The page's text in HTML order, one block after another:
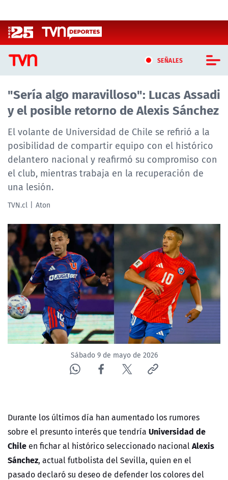
SEÑALES
CASTING MASTERCHEF CHILE
CASTING TVN VERTICAL
TVN VERTICAL
TVN PLAY
PROGRAMAS
NTV
ACTUALIDAD Y TENDENCIAS
CORPORATIVO Y TRANSPARENCIA
CANAL DE DENUNCIAS
ÁREA DE PROYECTOS
"Sería algo maravilloso": Lucas Assadi
y el posible retorno de Alexis Sánchez
El volante de Universidad de Chile se refirió a la
posibilidad de compartir equipo con el histórico
delantero nacional y reafirmó su compromiso con
el club, mientras trabaja en la recuperación de
una lesión.
TVN.cl Aton
Sábado 9 de mayo de 2026
Durante los últimos día han aumentado los rumores
sobre el presunto interés que tendría Universidad de
Chile en fichar al histórico seleccionado nacionalAlexis
Sánchez, actual futbolista del Sevilla, quien en el
pasado declaró su deseo de defender los colores del